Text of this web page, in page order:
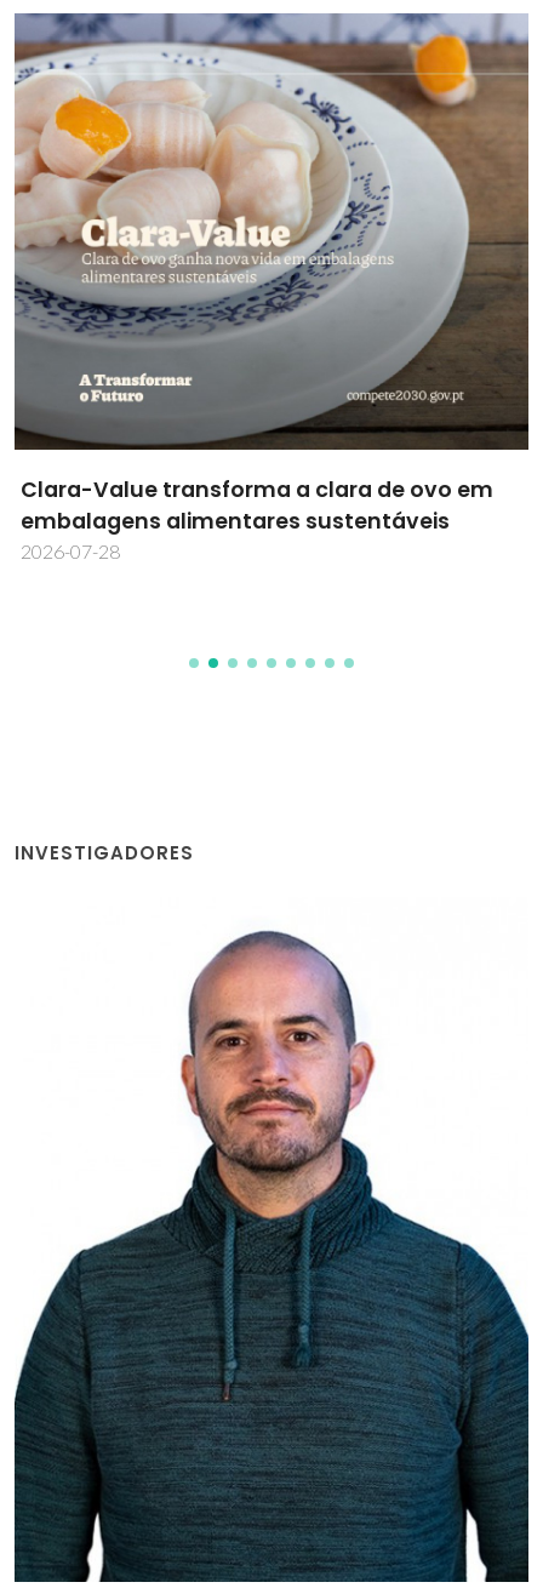
Clara-Value transforma a clara de ovo em
embalagens alimentares sustentáveis
2026-07-28
INVESTIGADORES